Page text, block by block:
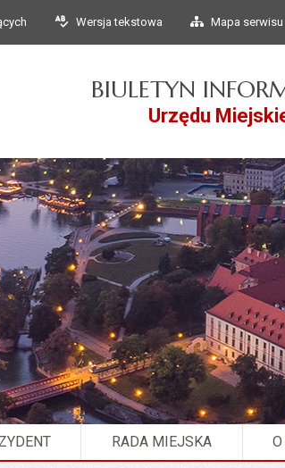
Przejdź do
Przejdź
Wersja tekstowa Mapa serwisu
BIULETYN
Urzędu
RADA MIEJSKA